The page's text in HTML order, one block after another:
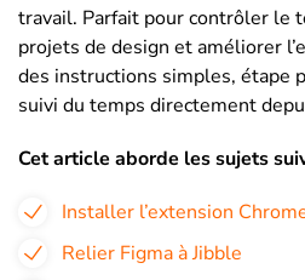
travail. Parfait pour contrôler le
projets de design et améliorer
des instructions simples, étape
suivi du temps directement
Cet article aborde les sujets
Installer l’extension
Relier Figma à Jibble